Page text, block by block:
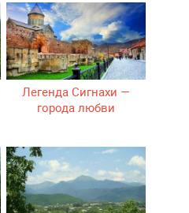
Легенда Сигнахи —
города любви